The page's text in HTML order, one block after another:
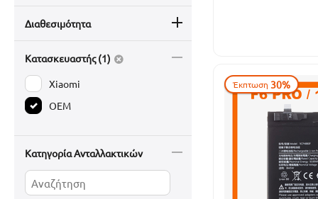
Έκπτωση 30%
Poco F6 Pro
Poco F7 5G
Poco F7 Pro 5G
Poco F8 Ultra
Poco M2
Poco M2 Pro
Διαθεσιμότητα
Κατασκευαστής (1)
Xiaomi
OEM
Κατηγορία Ανταλλακτικών